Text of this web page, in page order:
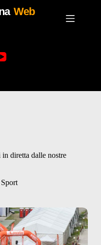
Web
diretta dalle nostre
Sport